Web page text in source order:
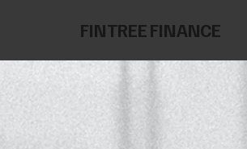
FINTREE FINANCE